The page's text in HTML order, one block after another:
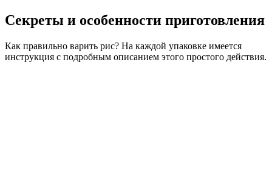
Секреты и особенности приготовления
Как правильно варить рис? На каждой упаковке имеется
инструкция с подробным описанием этого простого действия.